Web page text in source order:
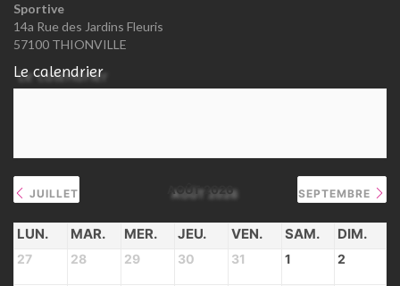
Sportive
14a Rue des Jardins Fleuris
57100 THIONVILLE
Le calendrier
JUILLET AOÛT 2026 SEPTEMBRE
LUN. MAR. MER. JEU. VEN. SAM. DIM.
27 28 29 30 31 1 2